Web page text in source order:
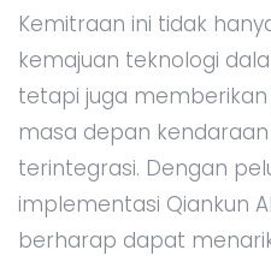
Kemitraan ini tidak
kemajuan teknologi
tetapi juga
masa depan
terintegrasi. Dengan
implementasi Qiankun
berharap dapat